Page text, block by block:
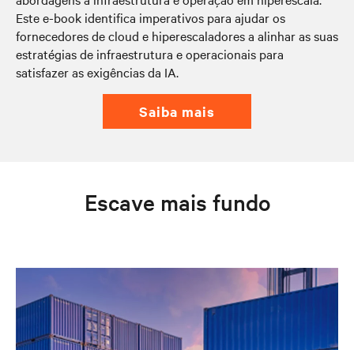
Este e-book identifica imperativos para ajudar os
fornecedores de cloud e hiperescaladores a alinhar as suas
estratégias de infraestrutura e operacionais para
satisfazer as exigências da IA.
saiba mais
Escave mais fundo